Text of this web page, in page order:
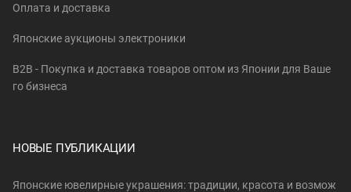
Оплата и доставка
Японские аукционы электроники
B2B - Покупка и доставка товаров оптом из Японии для Ваше
го бизнеса
НОВЫЕ ПУБЛИКАЦИИ
Японские ювелирные украшения: традиции, красота и возмож